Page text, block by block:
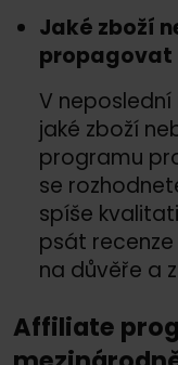
Jaké zboží
propagovat
V
jaké zboží
programu
se
spíše
psát
na důvěře a
Affiliate